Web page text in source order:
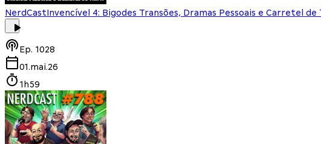
NerdCastInvencível 4: Bigodes Transões, Dramas Pessoais e Carretel de
Ep. 1028
01.mai.26
1h59